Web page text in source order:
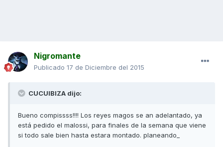
Nigromante
Publicado 17 de Diciembre del 2015
CUCUIBIZA dijo:
Bueno compissss!!!! Los reyes magos se an adelantado, ya
está pedido el malossi, para finales de la semana que viene
si todo sale bien hasta estara montado. planeando_